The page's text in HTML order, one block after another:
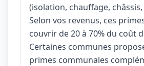
(isolation, chauffage, châssis,
Selon vos revenus, ces
couvrir de 20 à 70% du coût
Certaines communes
primes communales